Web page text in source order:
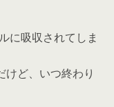
に吸収されてしま
けど、いつ終わり